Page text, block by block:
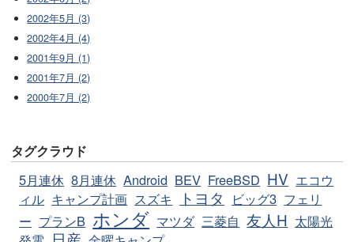
2002年5月 (3)
2002年4月 (4)
2001年9月 (1)
2001年7月 (2)
2000年7月 (2)
タグクラウド
5月連休 8月連休 Android BEV FreeBSD HV エコウ
ィル キャンプ計画 スズキ トヨタ ビッグ3 フェリ
ー プランB ホンダ マツダ 三菱自 友人H 太陽光